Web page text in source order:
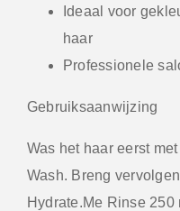
Ideaal voor
haar
Professionele
Gebruiksaanwijzing
Was het haar eerst met
Wash. Breng
Hydrate.Me Rinse 250